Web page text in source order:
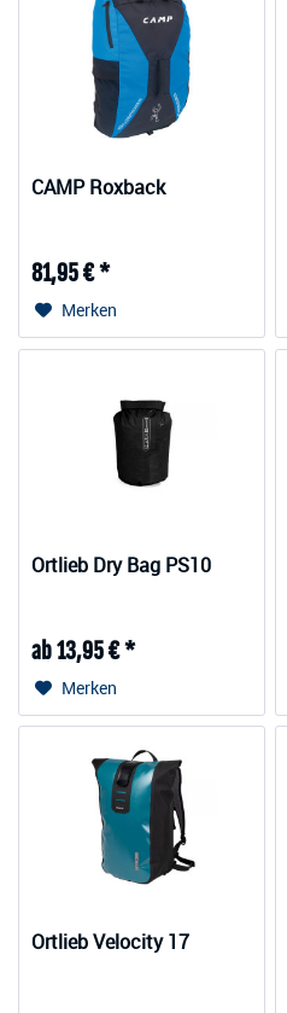
CAMP Roxback
81,95 € *
Merken
Ortlieb Dry Bag PS10
ab 13,95 € *
Merken
Ortlieb Velocity 17